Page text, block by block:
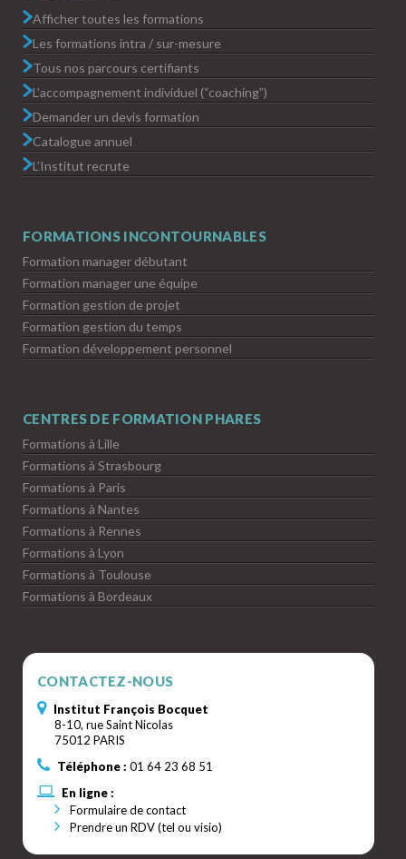
Afficher toutes les formations
Les formations intra / sur-mesure
Tous nos parcours certifiants
L’accompagnement individuel (“coaching”)
Demander un devis formation
Catalogue annuel
L’Institut recrute
FORMATIONS INCONTOURNABLES
Formation manager débutant
Formation manager une équipe
Formation gestion de projet
Formation gestion du temps
Formation développement personnel
CENTRES DE FORMATION PHARES
Formations à Lille
Formations à Strasbourg
Formations à Paris
Formations à Nantes
Formations à Rennes
Formations à Lyon
Formations à Toulouse
Formations à Bordeaux
CONTACTEZ-NOUS
Institut François Bocquet
8-10, rue Saint Nicolas
75012 PARIS
Téléphone : 01 64 23 68 51
En ligne :
Formulaire de contact
Prendre un RDV (tel ou visio)